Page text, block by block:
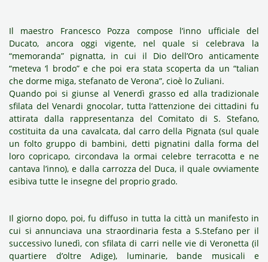
Il maestro Francesco Pozza compose l’inno ufficiale del
Ducato, ancora oggi vigente, nel quale si celebrava la
“memoranda” pignatta, in cui il Dio dell’Oro anticamente
“meteva ‘l brodo” e che poi era stata scoperta da un “talian
che dorme miga, stefanato de Verona”, cioè lo Zuliani.
Quando poi si giunse al Venerdì grasso ed alla tradizionale
sfilata del Venardi gnocolar, tutta l’attenzione dei cittadini fu
attirata dalla rappresentanza del Comitato di S. Stefano,
costituita da una cavalcata, dal carro della Pignata (sul quale
un folto gruppo di bambini, detti pignatini dalla forma del
loro copricapo, circondava la ormai celebre terracotta e ne
cantava l’inno), e dalla carrozza del Duca, il quale ovviamente
esibiva tutte le insegne del proprio grado.
Il giorno dopo, poi, fu diffuso in tutta la città un manifesto in
cui si annunciava una straordinaria festa a S.Stefano per il
successivo lunedì, con sfilata di carri nelle vie di Veronetta (il
quartiere d’oltre Adige), luminarie, bande musicali e